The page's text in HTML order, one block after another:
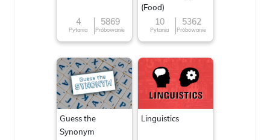
4
Pytania
5869
Próbowanie
(Food)
10
Pytania
5362
Próbowanie
Guess the
Synonym
Linguistics